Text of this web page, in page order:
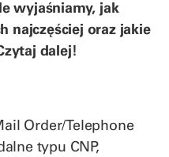
wyjaśniamy, jak
najczęściej oraz jakie
dalej!
Order/Telephone
typu CNP,